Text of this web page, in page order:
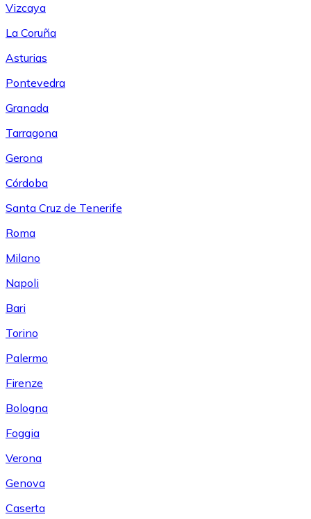
Vizcaya
La Coruña
Asturias
Pontevedra
Granada
Tarragona
Gerona
Córdoba
Santa Cruz de Tenerife
Roma
Milano
Napoli
Bari
Torino
Palermo
Firenze
Bologna
Foggia
Verona
Genova
Caserta